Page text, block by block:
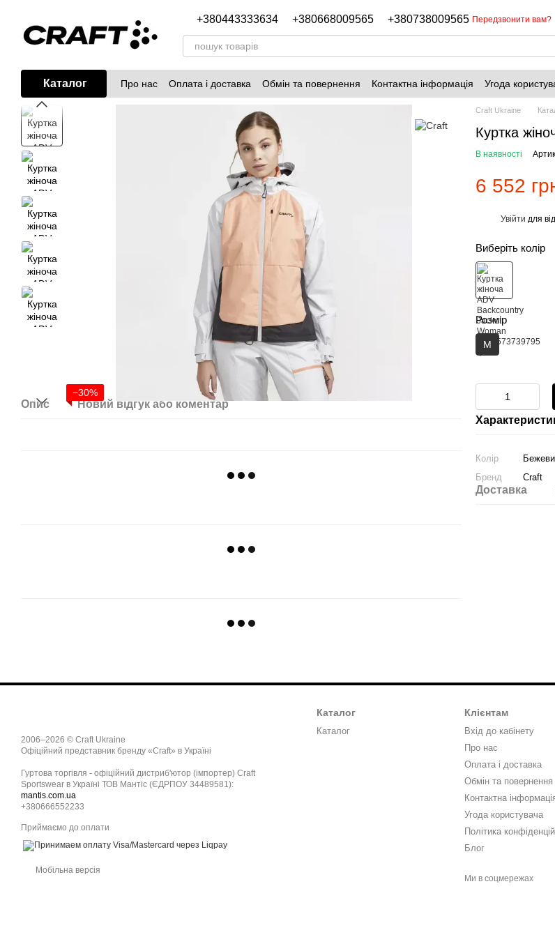
+380443333634 +380668009565 +380738009565 Передзвонити вам?
Каталог Про нас Оплата і доставка Обмін та повернення Контактна інформація Угода
−30%
Опис Новий відгук або коментар
Craft Ukraine
Куртка
В наявності
6 552
Увійти для
Виберіть колір
Розмір
M
Колір
Бренд
Craft
Доставка
2006–2026 © Craft Ukraine
Офіційний представник бренду «Craft» в Україні
Гуртова торгівля - офіційний дистриб'ютор (імпортер) Craft
Sportswear в Україні ТОВ Мантіс (ЄДРПОУ 34489581):
mantis.com.ua
+380666552233
Приймаємо до оплати
Мобільна версія
Каталог
Каталог
Клієнтам
Вхід до кабінету
Про нас
Оплата і доставка
Обмін та повернення
Контактна
Угода користувача
Політика
Блог
Ми в соцмережах